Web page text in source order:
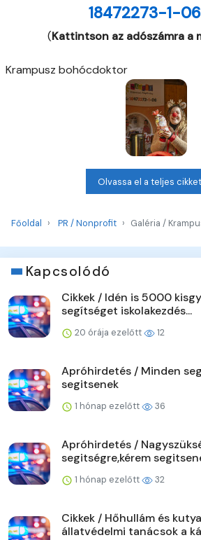
18472273-1-
(Kattintson az adószámra a
Krampusz bohócdoktor
Olvassa el a teljes cikket
Főoldal PR / Nonprofit Galéria /
Kapcsolódó
Cikkek / Idén is 5000
segítséget iskolakezdés...
20 órája ezelőtt 12
Apróhirdetés / Minden
segitsenek
1 hónap ezelőtt 36
Apróhirdetés /
segitségre,kérem
1 hónap ezelőtt 32
Cikkek / Hőhullám és
állatvédelmi tanácsok a